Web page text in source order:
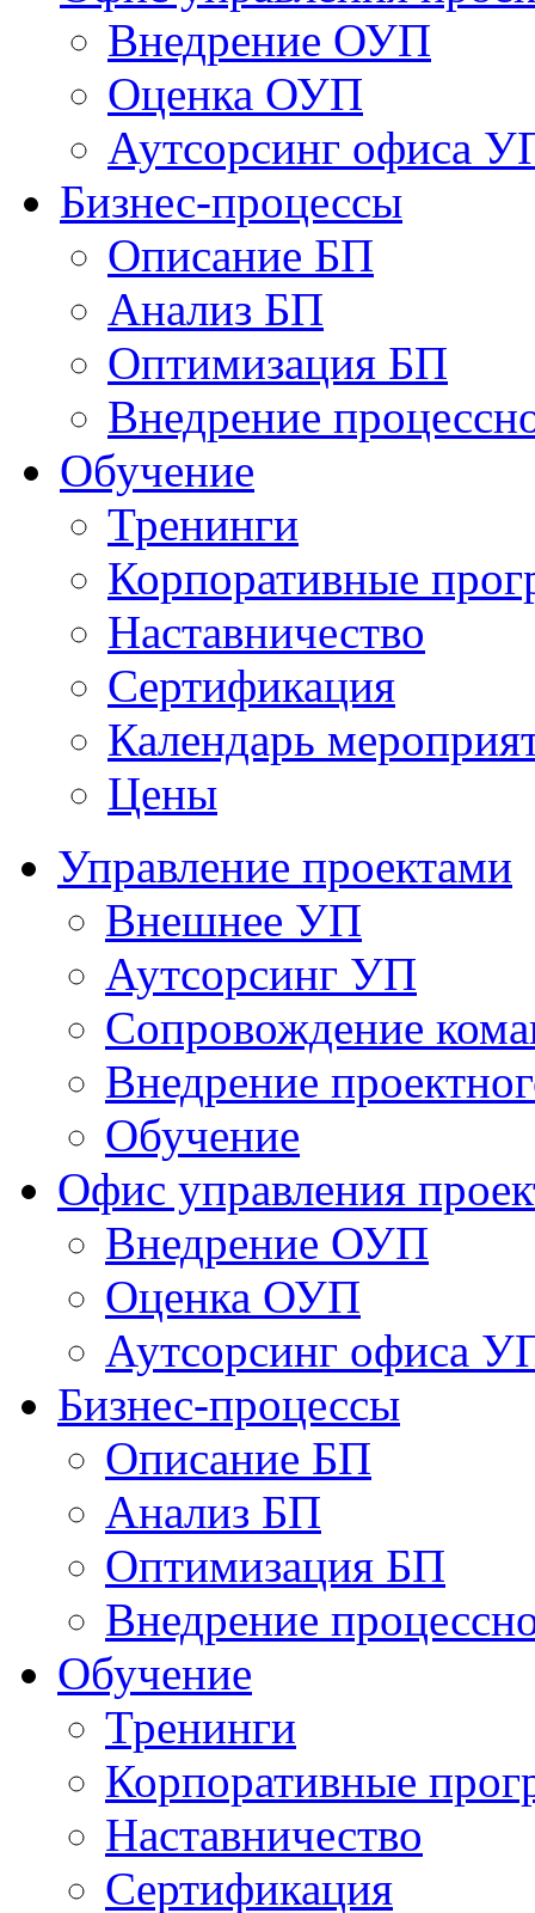
Bнедрение ОУП
Оценка ОУП
Аутсорсинг офиса
Бизнес-процессы
Описание БП
Анализ БП
Оптимизация БП
Внедрение
Обучениe
Тренинги
Корпоративные
Наставничество
Сертификация
Календарь
Цены
Управление проектами
Внешнее УП
Аутсорсинг УП
Сопровождение
Внедрение
Обучение
Офис управления
Bнедрение ОУП
Оценка ОУП
Аутсорсинг офиса
Бизнес-процессы
Описание БП
Анализ БП
Оптимизация БП
Внедрение
Обучениe
Тренинги
Корпоративные
Наставничество
Сертификация